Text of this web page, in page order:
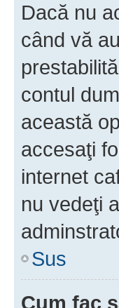
Dacă nu
când vă
contul
această
accesaţi
internet
nu vedeţi
Sus
Cum fac